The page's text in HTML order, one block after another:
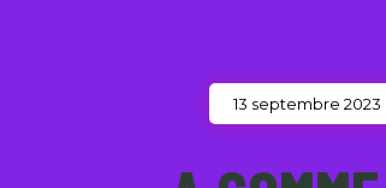
13 septembre 2023